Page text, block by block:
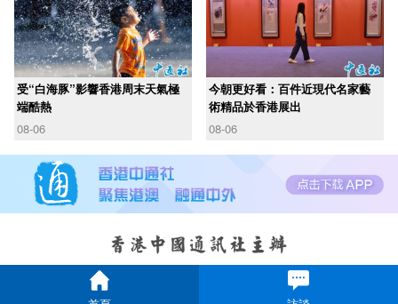
受“白海豚”影響香港周末天氣極
端酷熱
08-06
今朝更好看：百件近現代名家藝
術精品於香港展出
08-06